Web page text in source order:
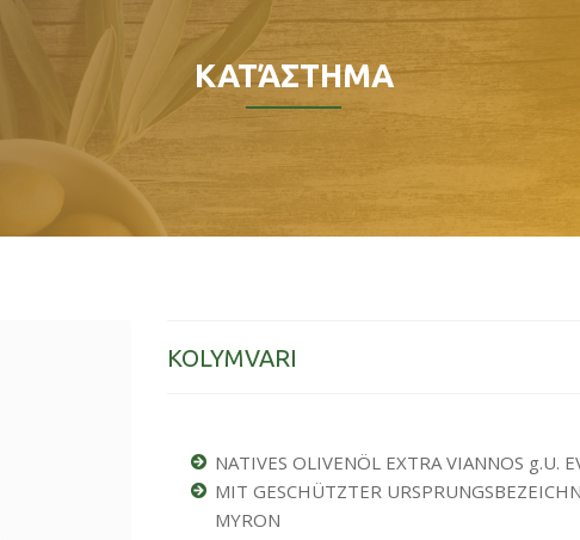
ΚΑΤΆΣΤΗΜΑ
KOLYMVARI
NATIVES OLIVENÖL EXTRA VIANNOS g.U.
MIT GESCHÜTZTER
MYRON